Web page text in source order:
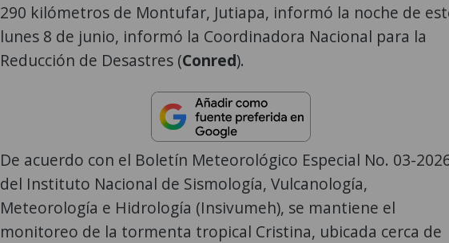
290 kilómetros de Montufar, Jutiapa, informó la noche de
lunes 8 de junio, informó la Coordinadora Nacional para la
Reducción de Desastres (Conred).
De acuerdo con el Boletín Meteorológico Especial No. 03-
del Instituto Nacional de Sismología, Vulcanología,
Meteorología e Hidrología (Insivumeh), se mantiene el
monitoreo de la tormenta tropical Cristina, ubicada cerca de